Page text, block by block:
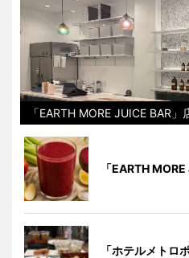
「EARTH MORE JUICE BAR」
「EARTH
「ホテルメトロ